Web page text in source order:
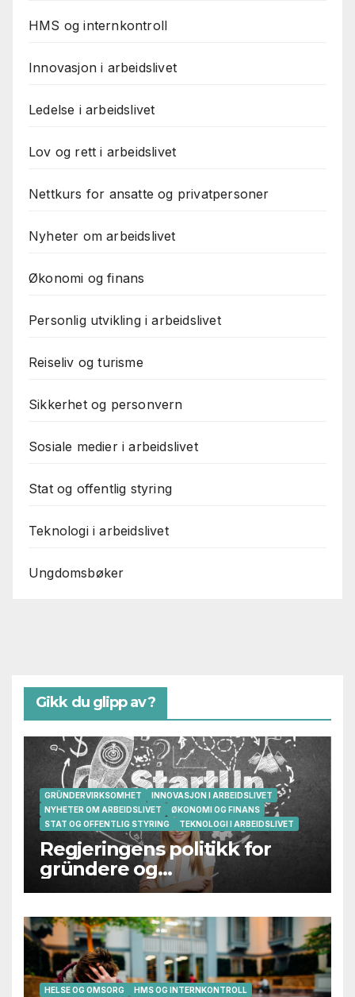
HMS og internkontroll
Innovasjon i arbeidslivet
Ledelse i arbeidslivet
Lov og rett i arbeidslivet
Nettkurs for ansatte og privatpersoner
Nyheter om arbeidslivet
Økonomi og finans
Personlig utvikling i arbeidslivet
Reiseliv og turisme
Sikkerhet og personvern
Sosiale medier i arbeidslivet
Stat og offentlig styring
Teknologi i arbeidslivet
Ungdomsbøker
Gikk du glipp av?
GRÜNDERVIRKSOMHET
INNOVASJON I ARBEIDSLIVET
NYHETER OM ARBEIDSLIVET
ØKONOMI OG FINANS
STAT OG OFFENTLIG STYRING
TEKNOLOGI I ARBEIDSLIVET
Regjeringens politikk for
gründere og
oppstartsbedrifter svikter
HELSE OG OMSORG
HMS OG INTERNKONTROLL